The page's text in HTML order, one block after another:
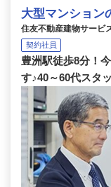
大型マンション
住友不動産建物サー
契約社員
豊洲駅徒歩8分！
す♪40～60代スタ